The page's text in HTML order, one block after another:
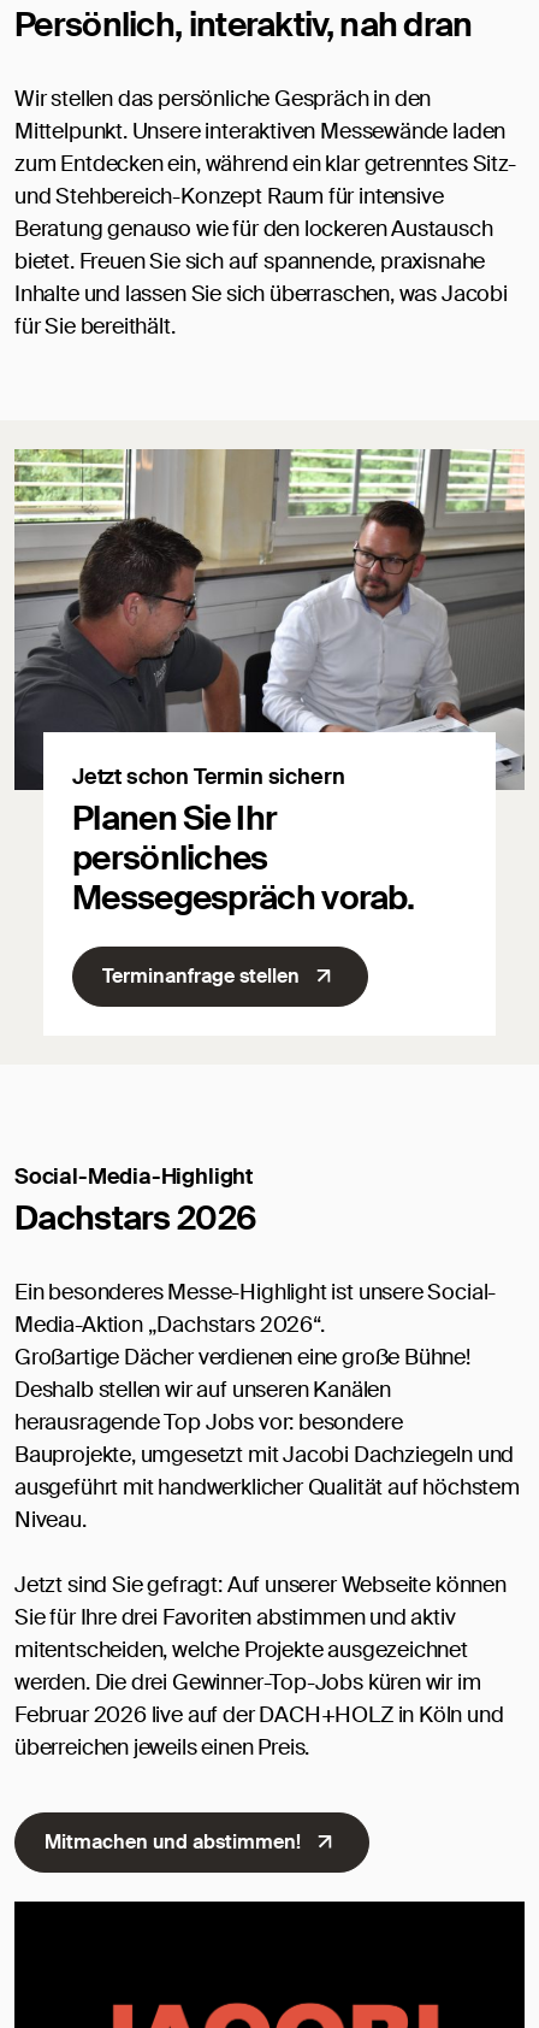
Persönlich, interaktiv, nah dran
Wir stellen das persönliche Gespräch in den
Mittelpunkt. Unsere interaktiven Messewände laden
zum Entdecken ein, während ein klar getrenntes Sitz-
und Stehbereich-Konzept Raum für intensive
Beratung genauso wie für den lockeren Austausch
bietet. Freuen Sie sich auf spannende, praxisnahe
Inhalte und lassen Sie sich überraschen, was Jacobi
für Sie bereithält.
Jetzt schon Termin sichern
Planen Sie Ihr
persönliches
Messegespräch vorab.
Terminanfrage stellen
Social-Media-Highlight
Dachstars 2026
Ein besonderes Messe-Highlight ist unsere Social-
Media-Aktion „Dachstars 2026“.
Großartige Dächer verdienen eine große Bühne!
Deshalb stellen wir auf unseren Kanälen
herausragende Top Jobs vor: besondere
Bauprojekte, umgesetzt mit Jacobi Dachziegeln und
ausgeführt mit handwerklicher Qualität auf höchstem
Niveau.
Jetzt sind Sie gefragt: Auf unserer Webseite können
Sie für Ihre drei Favoriten abstimmen und aktiv
mitentscheiden, welche Projekte ausgezeichnet
werden. Die drei Gewinner-Top-Jobs küren wir im
Februar 2026 live auf der DACH+HOLZ in Köln und
überreichen jeweils einen Preis.
Mitmachen und abstimmen!